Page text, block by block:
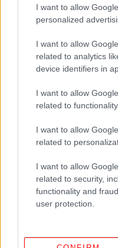
I want to allow
personalized
I want to allow
related to analytics
device identifiers in
I want to allow
related to
I want to allow
related to
I want to allow
related to security,
functionality and
user protection.
ΠΕΡΙΣΣΟΤΕΡΑ ΒΙΝΤΕΟ